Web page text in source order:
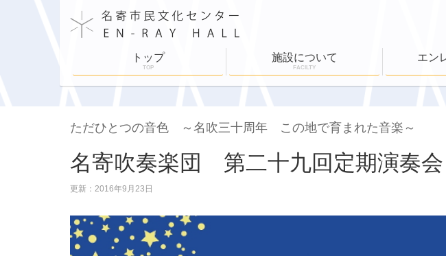
トップ
TOP
施設について
FACILTY
エン
ただひとつの音色 ～名吹三十周年 この地で育まれた音楽～
名寄吹奏楽団 第二十九回定期演奏会
更新：2016年9月23日